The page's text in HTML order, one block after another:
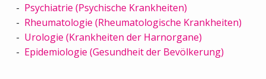
Psychiatrie (Psychische Krankheiten)
Rheumatologie (Rheumatologische Krankheiten)
Urologie (Krankheiten der Harnorgane)
Epidemiologie (Gesundheit der Bevölkerung)